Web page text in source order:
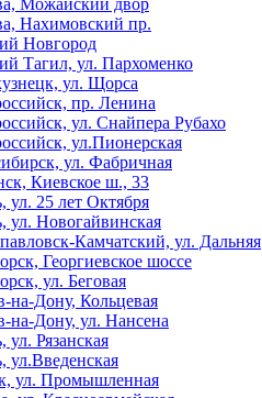
Можайский двор
Нахимовский пр.
Новгород
Тагил, ул. Пархоменко
ул. Щорса
пр. Ленина
ул. Снайпера Рубахо
ул.Пионерская
ул. Фабричная
Киевское ш., 33
ул. 25 лет Октября
ул. Новогайвинская
Камчатский, ул. Дальняя
Георгиевское шоссе
ул. Беговая
на-Дону, Кольцевая
на-Дону, ул. Нансена
ул. Рязанская
ул.Введенская
ул. Промышленная